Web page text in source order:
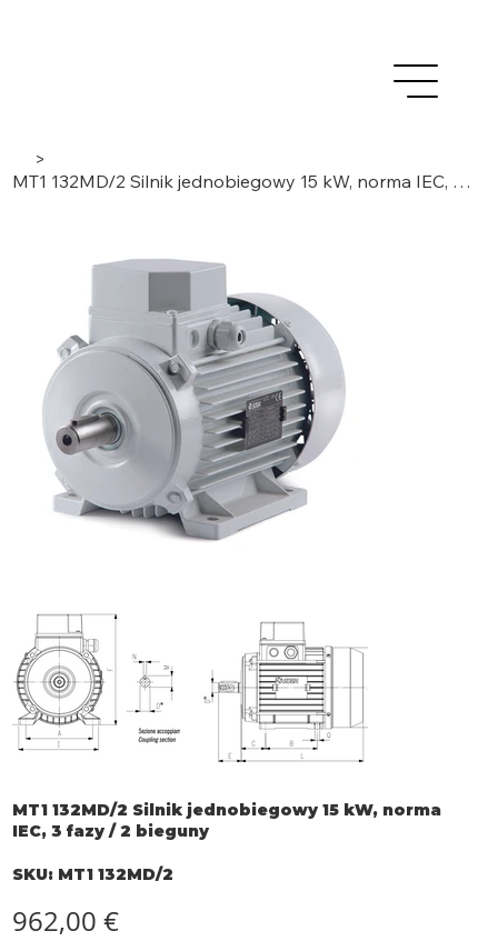
>
MT1 132MD/2 Silnik jednobiegowy 15 kW, norma IEC, 3 fazy / 2 bieguny
MT1 132MD/2 Silnik jednobiegowy 15 kW, norma
IEC, 3 fazy / 2 bieguny
SKU: SKU
MT1
MT1 132MD/2
962,00 €